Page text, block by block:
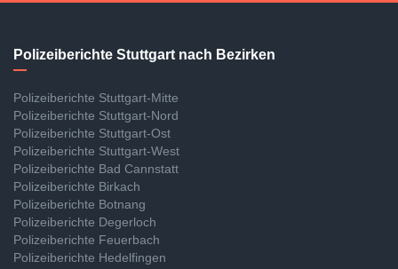
Polizeiberichte Stuttgart nach Bezirken
Polizeiberichte Stuttgart-Mitte
Polizeiberichte Stuttgart-Nord
Polizeiberichte Stuttgart-Ost
Polizeiberichte Stuttgart-West
Polizeiberichte Bad Cannstatt
Polizeiberichte Birkach
Polizeiberichte Botnang
Polizeiberichte Degerloch
Polizeiberichte Feuerbach
Polizeiberichte Hedelfingen